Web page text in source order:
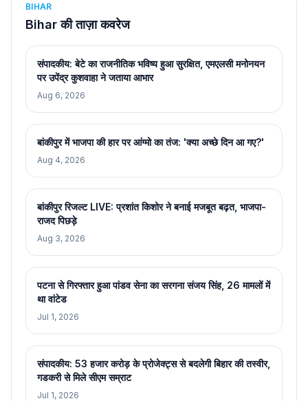
BIHAR
Bihar की ताज़ा कवरेज
संपादकीय: बेटे का राजनीतिक भविष्य हुआ सुरक्षित, एमएलसी मनोनयन
पर उपेंद्र कुशवाहा ने जताया आभार
Aug 6, 2026
बांकीपुर में भाजपा की हार पर आंग्मो का तंज: 'क्या अच्छे दिन आ गए?'
Aug 4, 2026
बांकीपुर रिजल्ट LIVE: प्रशांत किशोर ने बनाई मजबूत बढ़त, भाजपा-
राजद पिछड़े
Aug 3, 2026
पटना से गिरफ्तार हुआ पांडव सेना का सरगना संजय सिंह, 26 मामलों में
था वांटेड
Jul 1, 2026
संपादकीय: 53 हजार करोड़ के प्रोजेक्ट्स से बदलेगी बिहार की तस्वीर,
गडकरी से मिले सीएम सम्राट
Jul 1, 2026